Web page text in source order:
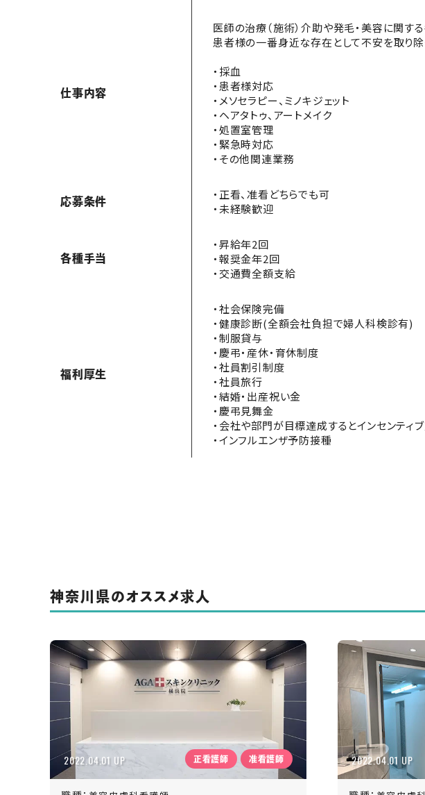
仕事内容
医師の治療（施術）介助や発毛・美容に関す
患者様の一番身近な存在として不安を取り除
・採血
・患者様対応
・メソセラピー、ミノキジェット
・ヘアタトゥ、アートメイク
・処置室管理
・緊急時対応
・その他関連業務
応募条件
・正看、准看どちらでも可
・未経験歓迎
各種手当
・昇給年2回
・報奨金年2回
・交通費全額支給
福利厚生
・社会保険完備
・健康診断(全額会社負担で婦人科検診有)
・制服貸与
・慶弔・産休・育休制度
・社員割引制度
・社員旅行
・結婚・出産祝い金
・慶弔見舞金
・会社や部門が目標達成するとインセンティ
・インフルエンザ予防接種
神奈川県のオススメ求人
2022.04.01 UP 正看護師 准看護師 2022.04.01 UP